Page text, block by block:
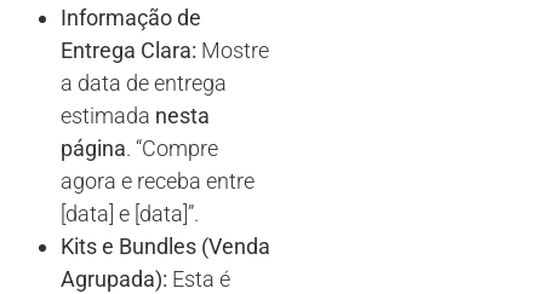
Informação de
Entrega Clara: Mostre
a data de entrega
estimada nesta
página. “Compre
agora e receba entre
[data] e [data]”.
Kits e Bundles (Venda
Agrupada): Esta é